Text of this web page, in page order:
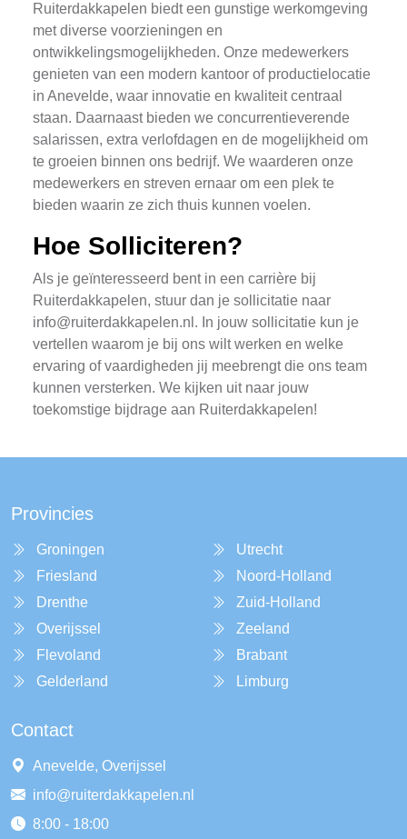
Ruiterdakkapelen biedt een gunstige werkomgeving
met diverse voorzieningen en
ontwikkelingsmogelijkheden. Onze medewerkers
genieten van een modern kantoor of productielocatie
in Anevelde, waar innovatie en kwaliteit centraal
staan. Daarnaast bieden we concurrentieverende
salarissen, extra verlofdagen en de mogelijkheid om
te groeien binnen ons bedrijf. We waarderen onze
medewerkers en streven ernaar om een plek te
bieden waarin ze zich thuis kunnen voelen.
Hoe Solliciteren?
Als je geïnteresseerd bent in een carrière bij
Ruiterdakkapelen, stuur dan je sollicitatie naar
info@ruiterdakkapelen.nl . In jouw sollicitatie kun je
vertellen waarom je bij ons wilt werken en welke
ervaring of vaardigheden jij meebrengt die ons team
kunnen versterken. We kijken uit naar jouw
toekomstige bijdrage aan Ruiterdakkapelen!
Provincies
Groningen
Friesland
Drenthe
Overijssel
Flevoland
Gelderland
Utrecht
Noord-Holland
Zuid-Holland
Zeeland
Brabant
Limburg
Contact
Anevelde, Overijssel
info@ruiterdakkapelen.nl
8:00 - 18:00